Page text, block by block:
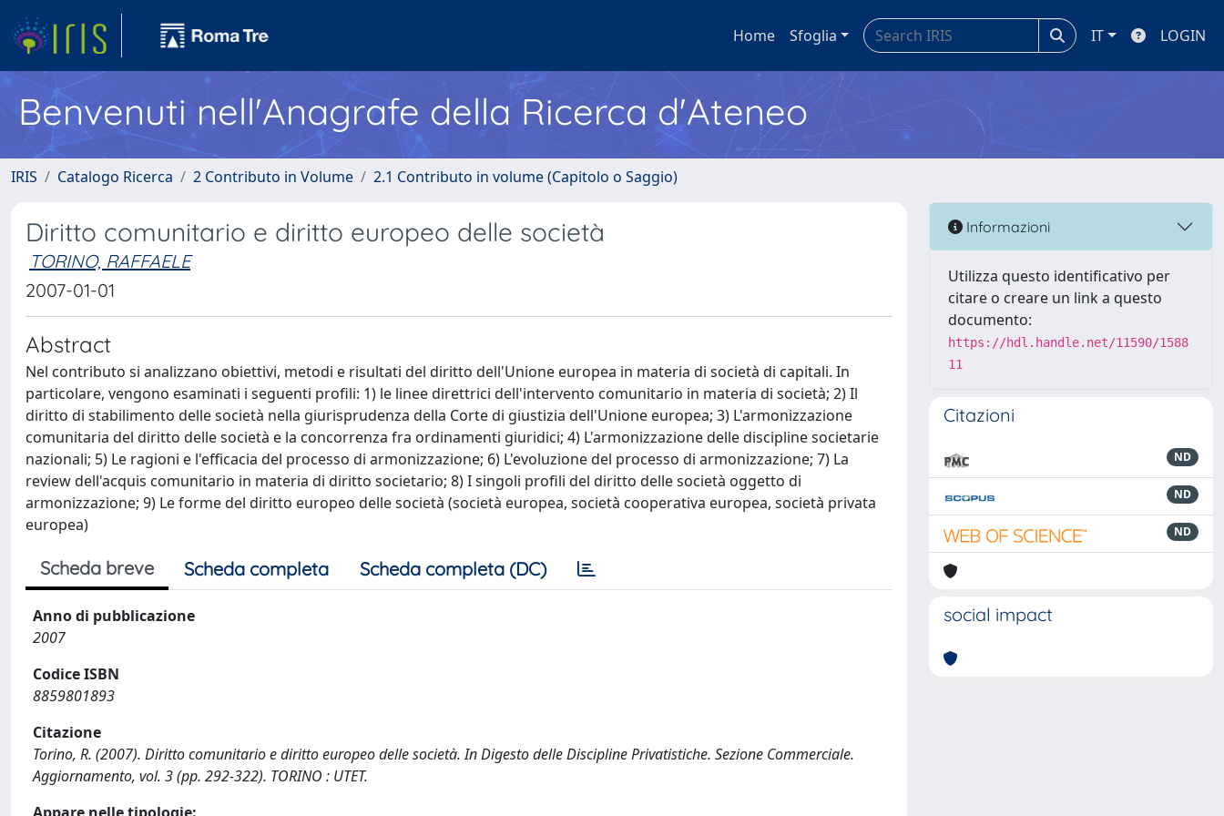
Home Sfoglia IT LOGIN
Benvenuti nell'Anagrafe della Ricerca d'Ateneo
IRIS Catalogo Ricerca 2 Contributo in Volume 2.1 Contributo in volume (Capitolo o Saggio)
Diritto comunitario e diritto europeo delle società
TORINO, RAFFAELE
2007-01-01
Abstract
Nel contributo si analizzano obiettivi, metodi e risultati del diritto dell'Unione europea in materia di società di capitali. In
particolare, vengono esaminati i seguenti profili: 1) le linee direttrici dell'intervento comunitario in materia di società; 2) Il
diritto di stabilimento delle società nella giurisprudenza della Corte di giustizia dell'Unione europea; 3) L'armonizzazione
comunitaria del diritto delle società e la concorrenza fra ordinamenti giuridici; 4) L'armonizzazione delle discipline societarie
nazionali; 5) Le ragioni e l'efficacia del processo di armonizzazione; 6) L'evoluzione del processo di armonizzazione; 7) La
review dell'acquis comunitario in materia di diritto societario; 8) I singoli profili del diritto delle società oggetto di
armonizzazione; 9) Le forme del diritto europeo delle società (società europea, società cooperativa europea, società privata
europea)
Scheda breve Scheda completa Scheda completa (DC)
Anno di pubblicazione
2007
Codice ISBN
8859801893
Citazione
Torino, R. (2007). Diritto comunitario e diritto europeo delle società. In Digesto delle Discipline Privatistiche. Sezione Commerciale.
Aggiornamento, vol. 3 (pp. 292-322). TORINO : UTET.
Informazioni
Utilizza questo identificativo per
citare o creare un link a questo
documento:
https://hdl.handle.net/11590/1588
11
Citazioni
ND
ND
ND
social impact